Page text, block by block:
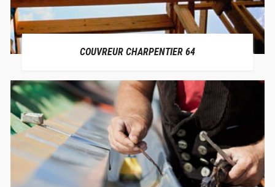
COUVREUR CHARPENTIER 64